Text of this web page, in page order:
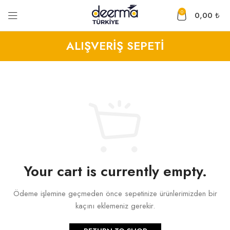
0 0,00 ₺
ALIŞVERİŞ SEPETİ
Your cart is currently empty.
Ödeme işlemine geçmeden önce sepetinize ürünlerimizden bir
kaçını eklemeniz gerekir.